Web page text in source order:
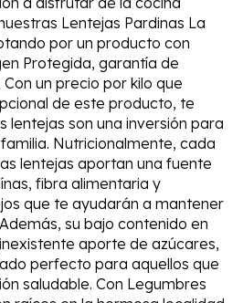
Lentejas Pardinas La
por un producto con
Protegida, garantía de
un precio por kilo que
de este producto, te
lentejas son una inversión para
Nutricionalmente, cada
lentejas aportan una fuente
fibra alimentaria y
que te ayudarán a mantener
su bajo contenido en
aporte de azúcares,
perfecto para aquellos que
saludable. Con Legumbres